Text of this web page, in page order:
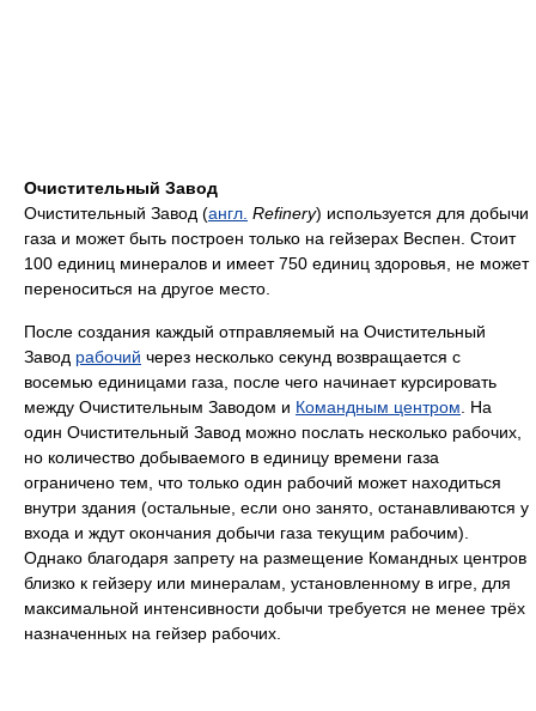
Очистительный Завод
Очистительный Завод (англ. Refinery) используется для добычи
газа и может быть построен только на гейзерах Веспен. Стоит
100 единиц минералов и имеет 750 единиц здоровья, не может
переноситься на другое место.
После создания каждый отправляемый на Очистительный
Завод рабочий через несколько секунд возвращается с
восемью единицами газа, после чего начинает курсировать
между Очистительным Заводом и Командным центром . На
один Очистительный Завод можно послать несколько рабочих,
но количество добываемого в единицу времени газа
ограничено тем, что только один рабочий может находиться
внутри здания (остальные, если оно занято, останавливаются у
входа и ждут окончания добычи газа текущим рабочим).
Однако благодаря запрету на размещение Командных центров
близко к гейзеру или минералам, установленному в игре, для
максимальной интенсивности добычи требуется не менее трёх
назначенных на гейзер рабочих.